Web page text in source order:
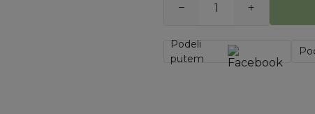
Podeli
putem